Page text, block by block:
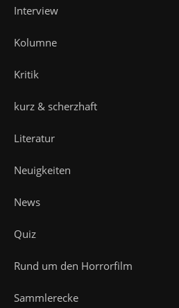
Interview
Kolumne
Kritik
kurz & scherzhaft
Literatur
Neuigkeiten
News
Quiz
Rund um den Horrorfilm
Sammlerecke